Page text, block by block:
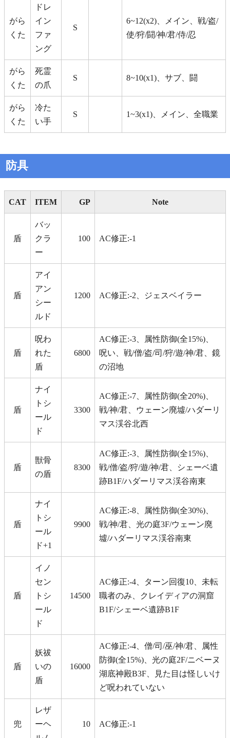
がら
くた
ドレ
イン
ファ
ング
S
6~12(x2)、メイン、戦/盗/
使/狩/闘/神/君/侍/忍
がら
くた
死霊
の爪
S 8~10(x1)、サブ、闘
がら
くた
冷た
い手
S 1~3(x1)、メイン、全職業
防具
CAT ITEM GP Note
盾
バッ
クラ
ー
100 AC修正:-1
盾
アイ
アン
シー
ルド
1200 AC修正:-2、ジェスベイラー
盾
呪わ
れた
盾
6800
AC修正:-3、属性防御(全15%)、
呪い、戦/僧/盗/司/狩/遊/神/君、鏡
の沼地
盾
ナイ
トシ
ール
ド
3300
AC修正:-7、属性防御(全20%)、
戦/神/君、ウェーン廃墟/ハダーリ
マス渓谷北西
盾
獣骨
の盾
8300
AC修正:-3、属性防御(全15%)、
戦/僧/盗/狩/遊/神/君、シェーベ遺
跡B1F/ハダーリマス渓谷南東
盾
ナイ
トシ
ール
ド+1
9900
AC修正:-8、属性防御(全30%)、
戦/神/君、光の庭3F/ウェーン廃
墟/ハダーリマス渓谷南東
盾
イノ
セン
トシ
ール
ド
14500
AC修正:-4、ターン回復10、未転
職者のみ、クレイディアの洞窟
B1F/シェーベ遺跡B1F
盾
妖祓
いの
盾
16000
AC修正:-4、僧/司/巫/神/君、属性
防御(全15%)、光の庭2F/ニベーヌ
湖底神殿B3F、見た目は怪しいけ
ど呪われていない
兜
レザ
ーヘ
10 AC修正:-1